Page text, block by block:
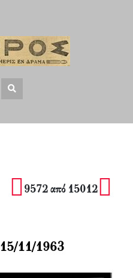
9572 από 15012
15/11/1963